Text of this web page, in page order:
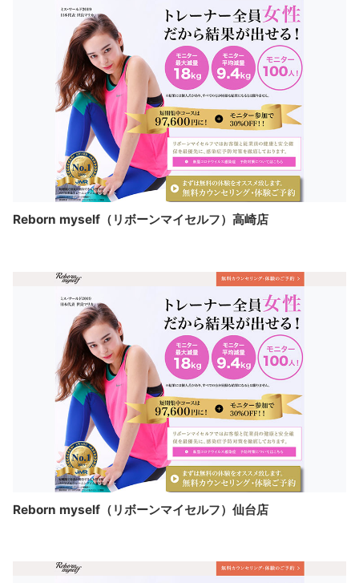
Reborn myself（リボーンマイセルフ）高崎店
Reborn myself（リボーンマイセルフ）仙台店